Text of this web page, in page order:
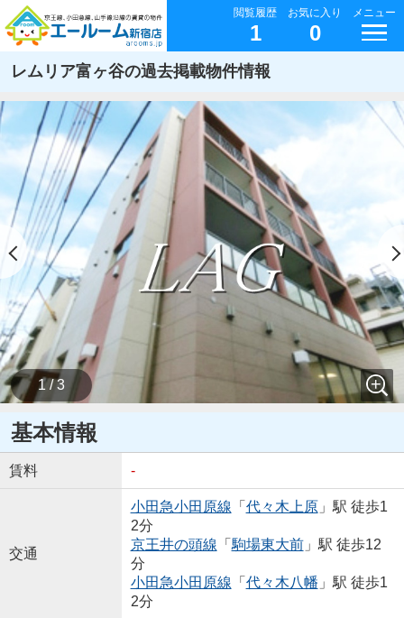
閲覧履歴
1
お気に入り
0
メニュー
レムリア富ヶ谷の過去掲載物件情報
1 / 3
基本情報
賃料 -
交通
小田急小田原線 「 代々木上原」駅 徒歩1
2分
京王井の頭線 「 駒場東大前」駅 徒歩12
分
小田急小田原線 「 代々木八幡 」駅 徒歩1
2分